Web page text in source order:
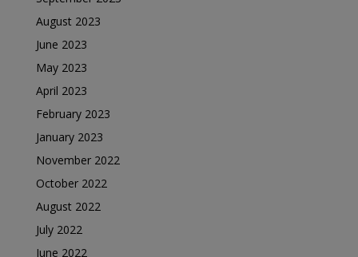
August 2023
June 2023
May 2023
April 2023
February 2023
January 2023
November 2022
October 2022
August 2022
July 2022
June 2022